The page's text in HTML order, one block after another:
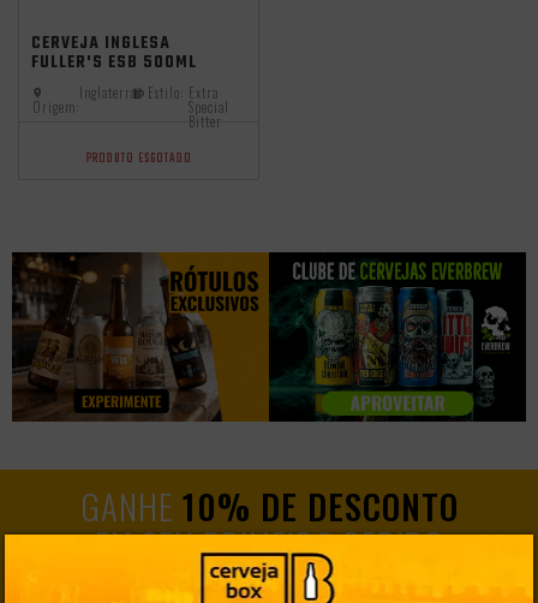
CERVEJA INGLESA
FULLER'S ESB 500ML
Origem:
Inglaterra Estilo: Extra
Special
Bitter
PRODUTO ESGOTADO
GANHE 10% DE DESCONTO
EM SEU PRIMEIRO PEDIDO